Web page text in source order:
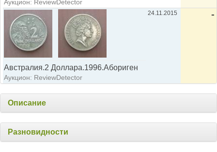
Аукцион: ReviewDetector
Австралия.2 Доллара.1996.Абориген
Аукцион: ReviewDetector
24.11.2015 -
Описание
Разновидности